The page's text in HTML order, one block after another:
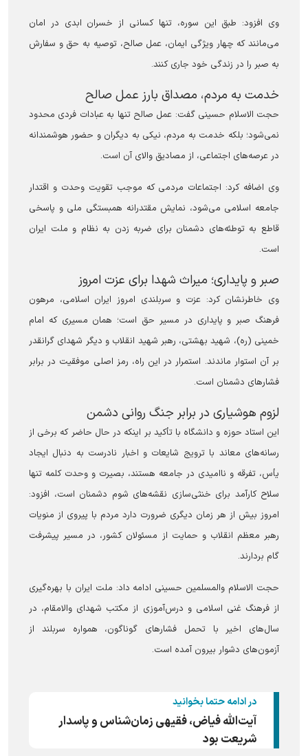
وی افزود: طبق این سوره، تنها کسانی از خسران ابدی در امان
می‌مانند که چهار ویژگی ایمان، عمل صالح، توصیه به حق و سفارش
به صبر را در زندگی خود جاری کنند.
خدمت به مردم، مصداق بارز عمل صالح
حجت الاسلام حسینی گفت: عمل صالح تنها به عبادات فردی محدود
نمی‌شود؛ بلکه خدمت به مردم، نیکی به دیگران و حضور هوشمندانه
در عرصه‌های اجتماعی، از مصادیق والای آن است.
وی اضافه کرد: اجتماعات مردمی که موجب تقویت وحدت و اقتدار
جامعه اسلامی می‌شود، نمایش مقتدرانه همبستگی ملی و پاسخی
قاطع به توطئه‌های دشمنان برای ضربه زدن به نظام و ملت ایران
است.
صبر و پایداری؛ میراث شهدا برای عزت امروز
وی خاطرنشان کرد: عزت و سربلندی امروز ایران اسلامی، مرهون
فرهنگ صبر و پایداری در مسیر حق است؛ همان مسیری که امام
خمینی (ره)، شهید بهشتی، رهبر شهید انقلاب و دیگر شهدای گرانقدر
بر آن استوار ماندند. استمرار در این راه، رمز اصلی موفقیت در برابر
فشار‌های دشمنان است.
لزوم هوشیاری در برابر جنگ روانی دشمن
این استاد حوزه و دانشگاه با تأکید بر اینکه در حال حاضر که برخی از
رسانه‌های معاند با ترویج شایعات و اخبار نادرست به دنبال ایجاد
یأس، تفرقه و ناامیدی در جامعه هستند، بصیرت و وحدت کلمه تنها
سلاح کارآمد برای خنثی‌سازی نقشه‌های شوم دشمنان است، افزود:
امروز بیش از هر زمان دیگری ضرورت دارد مردم با پیروی از منویات
رهبر معظم انقلاب و حمایت از مسئولان کشور، در مسیر پیشرفت
گام بردارند.
حجت الاسلام والمسلمین حسینی ادامه داد: ملت ایران با بهره‌گیری
از فرهنگ غنی اسلامی و درس‌آموزی از مکتب شهدای والامقام، در
سال‌های اخیر با تحمل فشار‌های گوناگون، همواره سربلند از
آزمون‌های دشوار بیرون آمده است.
در ادامه حتما بخوانید
آیت‌الله فیاض، فقیهی زمان‌شناس و پاسدار
شریعت بود